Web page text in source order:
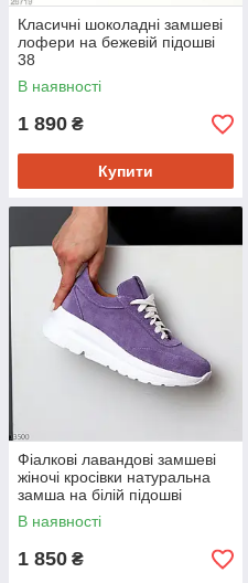
Класичні шоколадні замшеві
лофери на бежевій підошві
38
В наявності
1 890 ₴
Купити
Фіалкові лавандові замшеві
жіночі кросівки натуральна
замша на білій підошві
В наявності
1 850 ₴